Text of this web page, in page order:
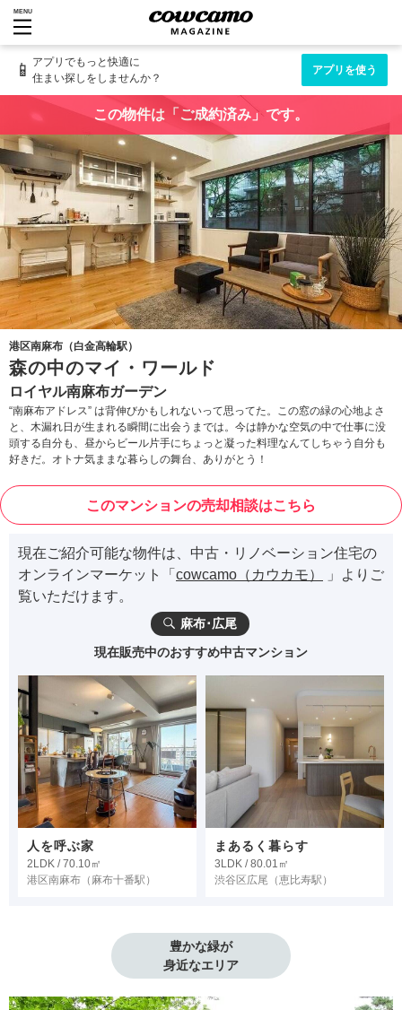
MENU
📱 アプリでもっと快適に
住まい探しをしませんか？
アプリを使う
この物件は「ご成約済み」です。
港区南麻布（白金高輪駅）
森の中のマイ・ワールド
ロイヤル南麻布ガーデン
“南麻布アドレス” は背伸びかもしれないって思ってた。この窓の緑の心地よさ
と、木漏れ日が生まれる瞬間に出会うまでは。今は静かな空気の中で仕事に没
頭する自分も、昼からビール片手にちょっと凝った料理なんてしちゃう自分も
好きだ。オトナ気ままな暮らしの舞台、ありがとう！
このマンションの売却相談はこちら
現在ご紹介可能な物件は、中古・リノベーション住宅の
オンラインマーケット「 cowcamo（カウカモ）
」よりご
覧いただけます。
麻布･広尾
現在販売中のおすすめ中古マンション
人を呼ぶ家
2LDK / 70.10㎡
港区南麻布 （麻布十番駅）
まあるく暮らす
3LDK / 80.01㎡
渋谷区広尾 （恵比寿駅）
豊かな緑が
身近なエリア